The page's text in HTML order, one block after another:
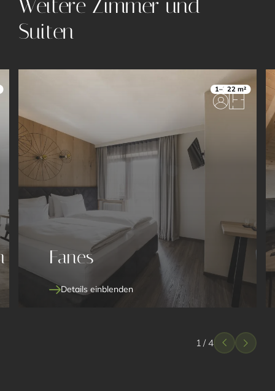
Weitere Zimmer und
Suiten
1–2 22 m²
Fanes
Details einblenden
1 / 4